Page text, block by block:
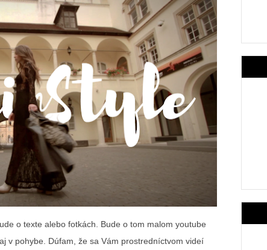
o texte alebo fotkách. Bude o tom malom youtube
v pohybe. Dúfam, že sa Vám prostredníctvom videí